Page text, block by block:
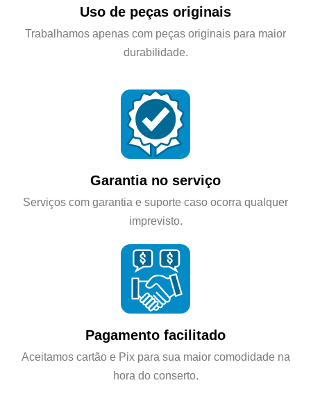
Uso de peças originais
Trabalhamos apenas com peças originais para maior
durabilidade.
Garantia no serviço
Serviços com garantia e suporte caso ocorra qualquer
imprevisto.
Pagamento facilitado
Aceitamos cartão e Pix para sua maior comodidade na
hora do conserto.